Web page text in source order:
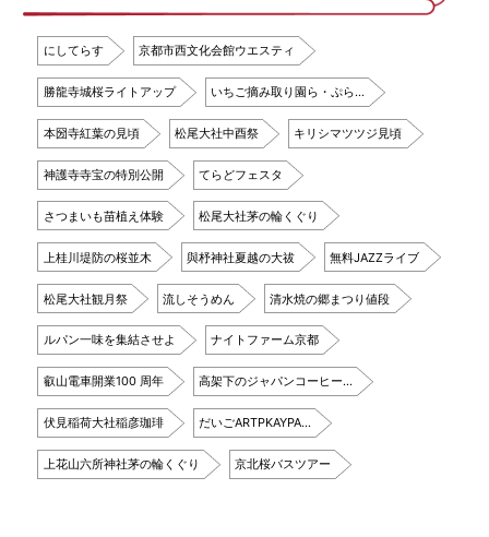
にしてらす 京都市西文化会館ウエスティ
勝龍寺城桜ライトアップ いちご摘み取り園ら・ぷら…
本圀寺紅葉の見頃 松尾大社中酉祭 キリシマツツジ見頃
神護寺寺宝の特別公開 てらどフェスタ
さつまいも苗植え体験 松尾大社茅の輪くぐり
上桂川堤防の桜並木 與杼神社夏越の大祓 無料JAZZライブ
松尾大社観月祭 流しそうめん 清水焼の郷まつり値段
ルパン一味を集結させよ ナイトファーム京都
叡山電車開業100 周年 高架下のジャパンコーヒー…
伏見稲荷大社稲彦珈琲 だいごARTPKAYPA…
上花山六所神社茅の輪くぐり 京北桜バスツアー